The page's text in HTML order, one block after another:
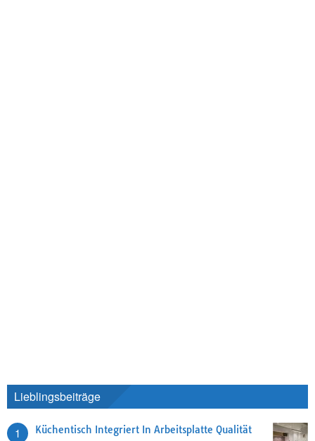
Lieblingsbeiträge
1 Küchentisch Integriert In Arbeitsplatte Qualität